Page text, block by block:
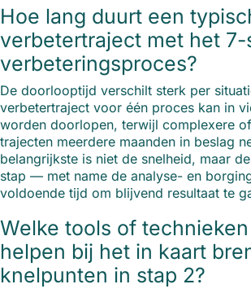
Hoe lang duurt een
verbetertraject met het 7-
verbeteringsproces?
De doorlooptijd verschilt sterk per
verbetertraject voor één proces kan in
worden doorlopen, terwijl complexere
trajecten meerdere maanden in beslag
belangrijkste is niet de snelheid, maar
stap — met name de analyse- en
voldoende tijd om blijvend resultaat te
Welke tools of
helpen bij het in kaart
knelpunten in stap 2?